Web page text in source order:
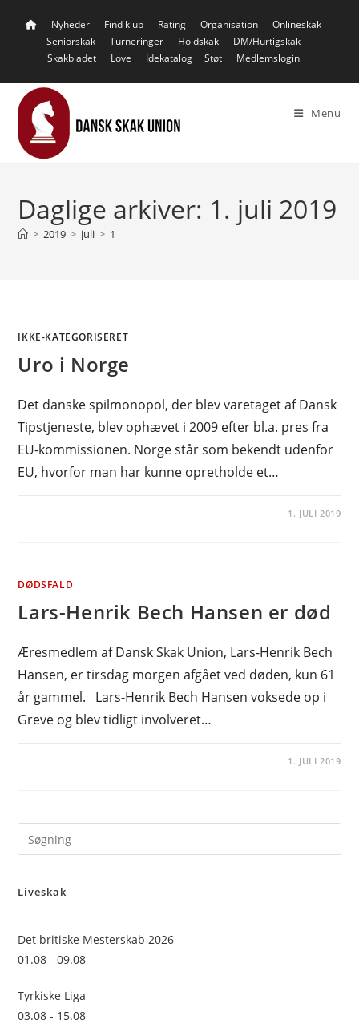
Nyheder Find klub Rating Organisation
Onlineskak
Seniorskak
Turneringer Holdskak
DM/Hurtigskak
Skakbladet
Love Idekatalog Støt Medlemslogin
Menu
Daglige arkiver: 1. juli 2019
> 2019 > juli > 1
IKKE-KATEGORISERET
Uro i Norge
Det danske spilmonopol, der blev varetaget af Dansk
Tipstjeneste, blev ophævet i 2009 efter bl.a. pres fra
EU-kommissionen. Norge står som bekendt udenfor
EU, hvorfor man har kunne opretholde et…
1. JULI 2019
DØDSFALD
Lars-Henrik Bech Hansen er død
Æresmedlem af Dansk Skak Union, Lars-Henrik Bech
Hansen, er tirsdag morgen afgået ved døden, kun 61
år gammel. Lars-Henrik Bech Hansen voksede op i
Greve og blev tidligt involveret…
1. JULI 2019
Liveskak
Det britiske Mesterskab 2026
01.08 - 09.08
Tyrkiske Liga
03.08 - 15.08